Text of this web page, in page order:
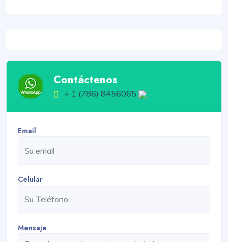
Contáctenos
+ 1 (786) 8456065
Email
Celular
Mensaje